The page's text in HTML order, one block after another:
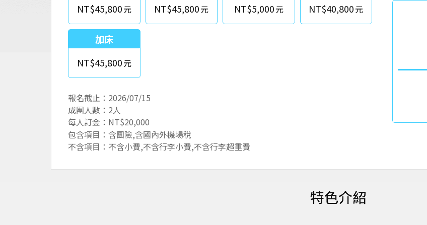
NT$45,800
NT$45,800
NT$5,000
NT$40,800
加床
NT$45,800
報名截止：2026/07/15
成團人數：2人
每人訂金：NT$20,000
包含項目：含團險,含國內外機場稅
不含項目：不含小費,不含行李小費,不含行李超重費
特色介紹